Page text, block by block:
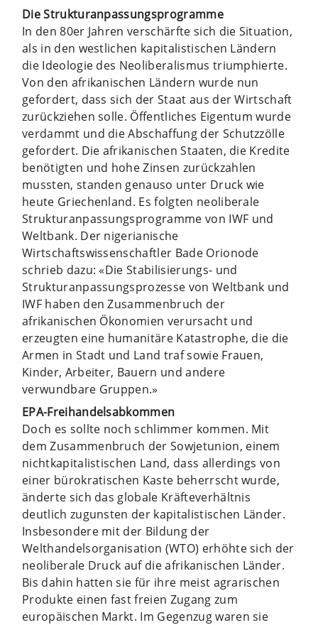
Die Strukturanpassungsprogramme
In den 80er Jahren verschärfte sich die Situation,
als in den westlichen kapitalistischen Ländern
die Ideologie des Neoliberalismus triumphierte.
Von den afrikanischen Ländern wurde nun
gefordert, dass sich der Staat aus der Wirtschaft
zurückziehen solle. Öffentliches Eigentum wurde
verdammt und die Abschaffung der Schutzzölle
gefordert. Die afrikanischen Staaten, die Kredite
benötigten und hohe Zinsen zurückzahlen
mussten, standen genauso unter Druck wie
heute Griechenland. Es folgten neoliberale
Strukturanpassungsprogramme von IWF und
Weltbank. Der nigerianische
Wirtschaftswissenschaftler Bade Orionode
schrieb dazu: «Die Stabilisierungs- und
Strukturanpassungsprozesse von Weltbank und
IWF haben den Zusammenbruch der
afrikanischen Ökonomien verursacht und
erzeugten eine humanitäre Katastrophe, die die
Armen in Stadt und Land traf sowie Frauen,
Kinder, Arbeiter, Bauern und andere
verwundbare Gruppen.»
EPA-Freihandelsabkommen
Doch es sollte noch schlimmer kommen. Mit
dem Zusammenbruch der Sowjetunion, einem
nichtkapitalistischen Land, dass allerdings von
einer bürokratischen Kaste beherrscht wurde,
änderte sich das globale Kräfteverhältnis
deutlich zugunsten der kapitalistischen Länder.
Insbesondere mit der Bildung der
Welthandelsorganisation (WTO) erhöhte sich der
neoliberale Druck auf die afrikanischen Länder.
Bis dahin hatten sie für ihre meist agrarischen
Produkte einen fast freien Zugang zum
europäischen Markt. Im Gegenzug waren sie